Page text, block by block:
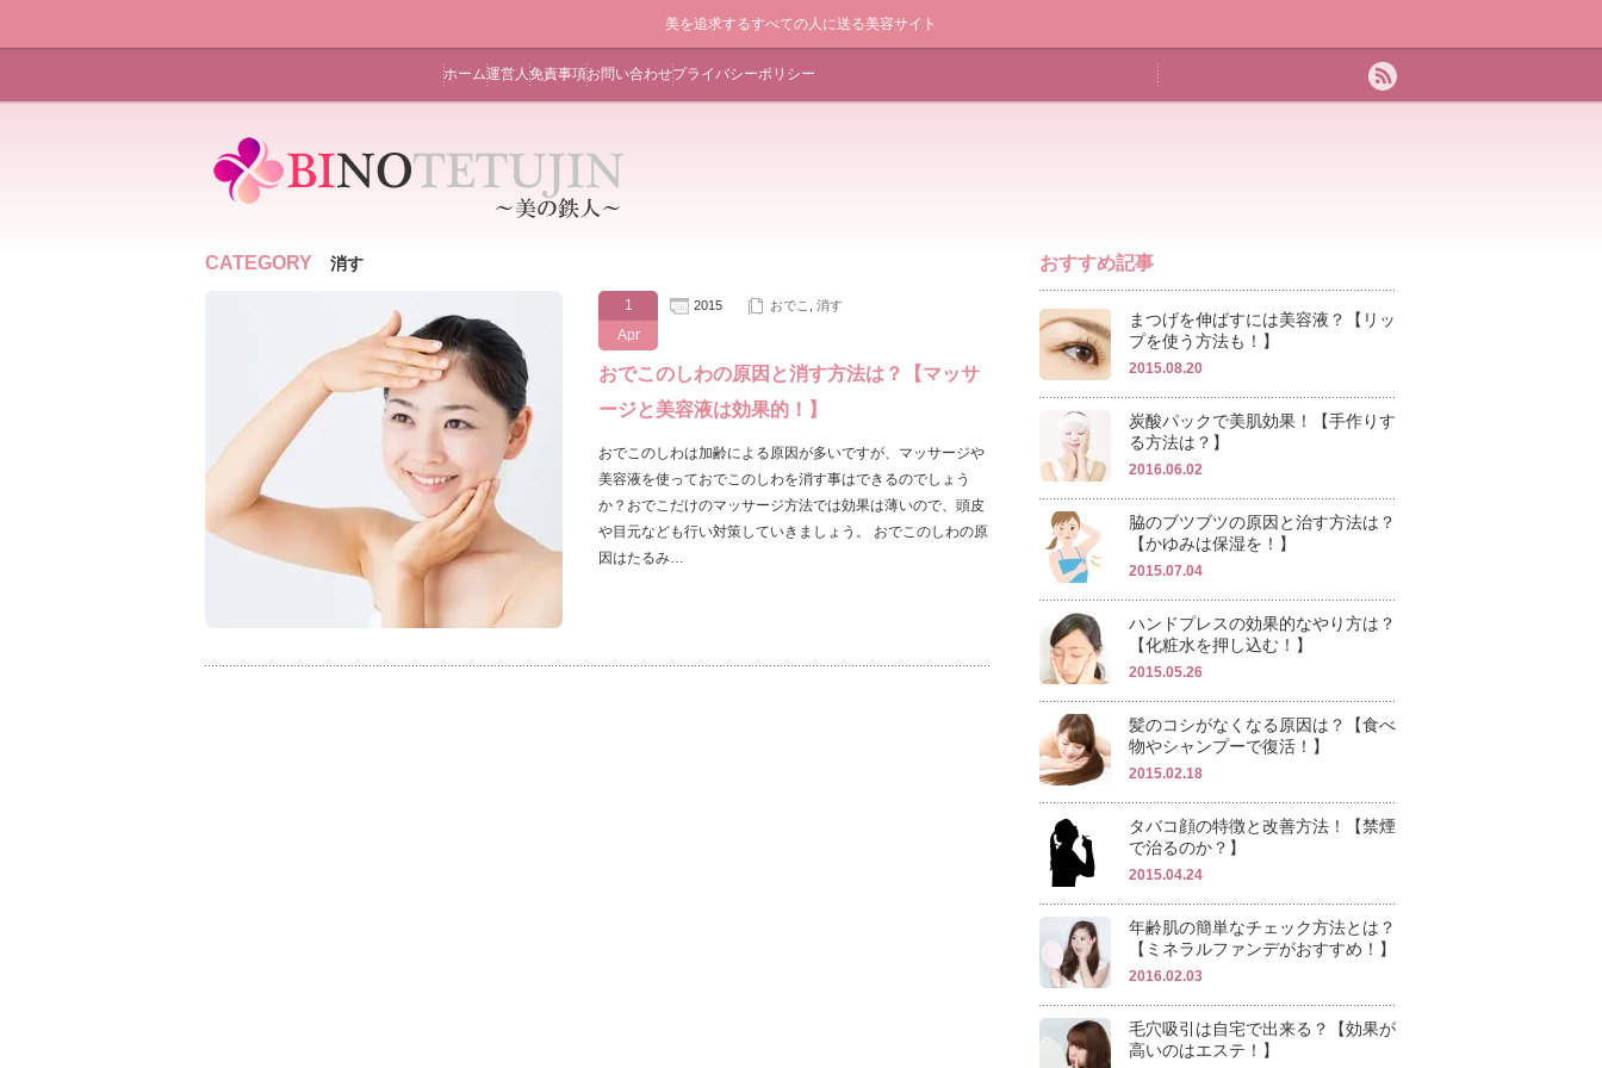
美を追求するすべての人に送る美容サイト
ホーム運営人免責事項お問い合わせプライバシーポリシー
CATEGORY 消す
1
Apr
2015 おでこ 消す
おでこのしわの原因と消す方法は？【マッサ
ージと美容液は効果的！】
おでこのしわは加齢による原因が多いですが、マッサージや
美容液を使っておでこのしわを消す事はできるのでしょう
か？おでこだけのマッサージ方法では効果は薄いので、頭皮
や目元なども行い対策していきましょう。 おでこのしわの原
因はたるみ…
おすすめ記事
まつげを伸ばすには美容液？【リッ
プを使う方法も！】
2015.08.20
炭酸パックで美肌効果！【手作りす
る方法は？】
2016.06.02
脇のブツブツの原因と治す方法は？
【かゆみは保湿を！】
2015.07.04
ハンドプレスの効果的なやり方は？
【化粧水を押し込む！】
2015.05.26
髪のコシがなくなる原因は？【食べ
物やシャンプーで復活！】
2015.02.18
タバコ顔の特徴と改善方法！【禁煙
で治るのか？】
2015.04.24
年齢肌の簡単なチェック方法とは？
【ミネラルファンデがおすすめ！】
2016.02.03
毛穴吸引は自宅で出来る？【効果が
高いのはエステ！】